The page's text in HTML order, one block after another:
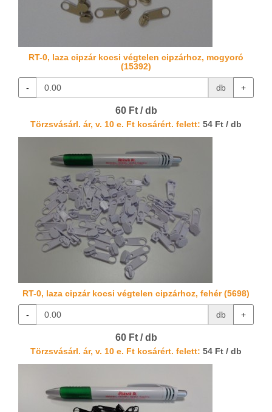
RT-0, laza cipzár kocsi végtelen cipzárhoz, mogyoró
(15392)
- db +
60 Ft / db
Törzsvásárl. ár, v. 10 e. Ft kosárért. felett: 54 Ft / db
RT-0, laza cipzár kocsi végtelen cipzárhoz, fehér (5698)
- db +
60 Ft / db
Törzsvásárl. ár, v. 10 e. Ft kosárért. felett: 54 Ft / db